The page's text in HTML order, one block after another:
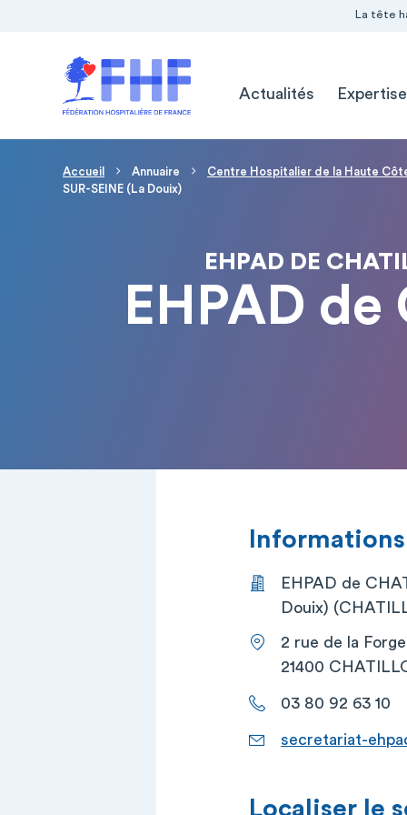
La tête
Actualités
Fil d'Ariane
Accueil Annuaire
Centre Hospitalier de la Haute
SUR-SEINE (La Douix)
EHPAD DE
EHPAD
EHPAD de
Douix)
2 rue de la
21400
03 80 92 63 10
secretariat-
Localiser le